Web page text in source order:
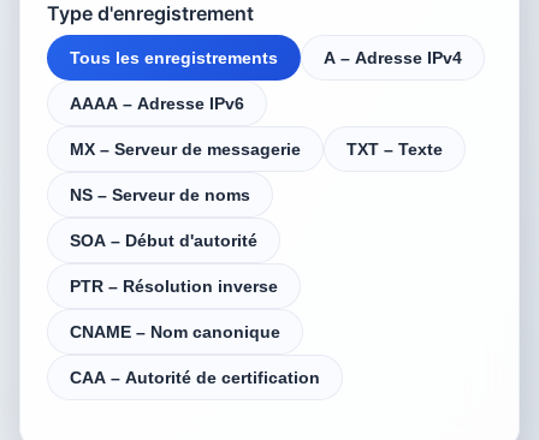
Type d'enregistrement
Tous les enregistrements A – Adresse IPv4
AAAA – Adresse IPv6
MX – Serveur de messagerie TXT – Texte
NS – Serveur de noms
SOA – Début d'autorité
PTR – Résolution inverse
CNAME – Nom canonique
CAA – Autorité de certification